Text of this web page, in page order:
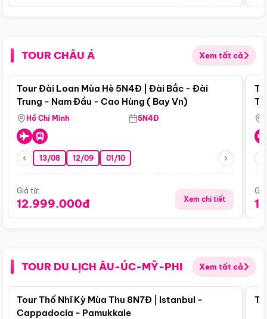
TOUR CHÂU Á Xem tất cả
Điểm nổi bật
Tour Đài Loan Mùa Hè 5N4Đ | Đài Bắc - Đài
Trung - Nam Đầu - Cao Hùng ( Bay Vn)
Hồ Chí Minh 5N4Đ
13/08 12/09 01/10
Giá từ:
12.999.000đ Xem chi tiết
TOUR DU LỊCH ÂU-ÚC-MỸ-PHI Xem tất cả
Điểm nổi bật
Tour Thổ Nhĩ Kỳ Mùa Thu 8N7Đ | Istanbul -
Cappadocia - Pamukkale